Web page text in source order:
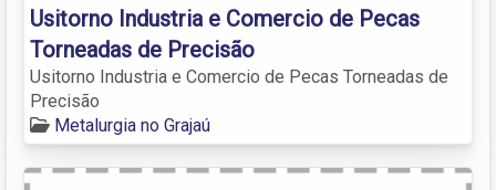
Usitorno Industria e Comercio de Pecas
Torneadas de Precisão
Usitorno Industria e Comercio de Pecas Torneadas de
Precisão
Metalurgia no Grajaú